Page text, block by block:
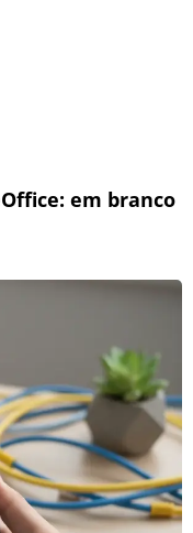
em branco